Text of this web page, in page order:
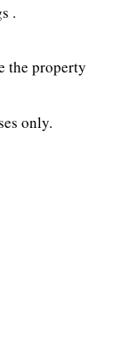
.
the property
only.